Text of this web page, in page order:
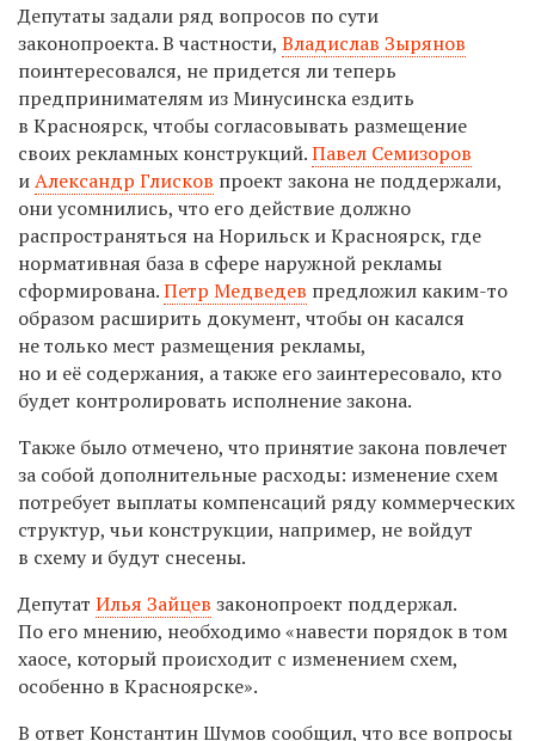
Депутаты задали ряд вопросов по сути
законопроекта. В частности, Владислав Зырянов
поинтересовался, не придется ли теперь
предпринимателям из Минусинска ездить
в Красноярск, чтобы согласовывать размещение
своих рекламных конструкций.Павел Семизоров
иАлександр Глисков проект закона не поддержали,
они усомнились, что его действие должно
распространяться на Норильск и Красноярск, где
нормативная база в сфере наружной рекламы
сформирована.Петр Медведев предложил каким-то
образом расширить документ, чтобы он касался
не только мест размещения рекламы,
но и её содержания, а также его заинтересовало, кто
будет контролировать исполнение закона.
Также было отмечено, что принятие закона повлечет
за собой дополнительные расходы: изменение схем
потребует выплаты компенсаций ряду коммерческих
структур, чьи конструкции, например, не войдут
в схему и будут снесены.
Депутат Илья Зайцев законопроект поддержал.
По его мнению, необходимо«навести порядок в том
хаосе, который происходит с изменением схем,
особенно в Красноярске».
В ответ Константин Шумов сообщил, что все вопросы